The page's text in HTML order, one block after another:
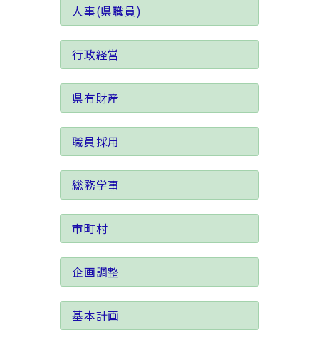
人事(県職員)
行政経営
県有財産
職員採用
総務学事
市町村
企画調整
基本計画